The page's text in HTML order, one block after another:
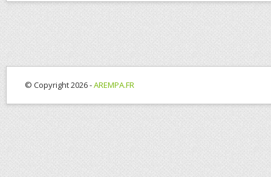
© Copyright 2026 -AREMPA.FR